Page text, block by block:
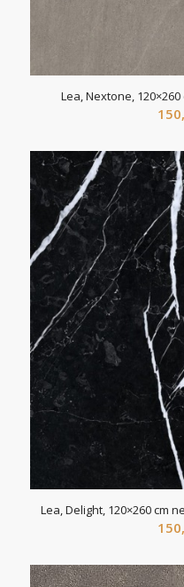
Lea, Nextone,
Lea, Delight, 120×260 cm